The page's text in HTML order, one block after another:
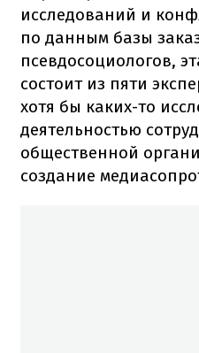
исследований и
по данным базы
псевдосоциологов,
состоит из пяти
хотя бы каких-то
деятельностью
общественной
создание